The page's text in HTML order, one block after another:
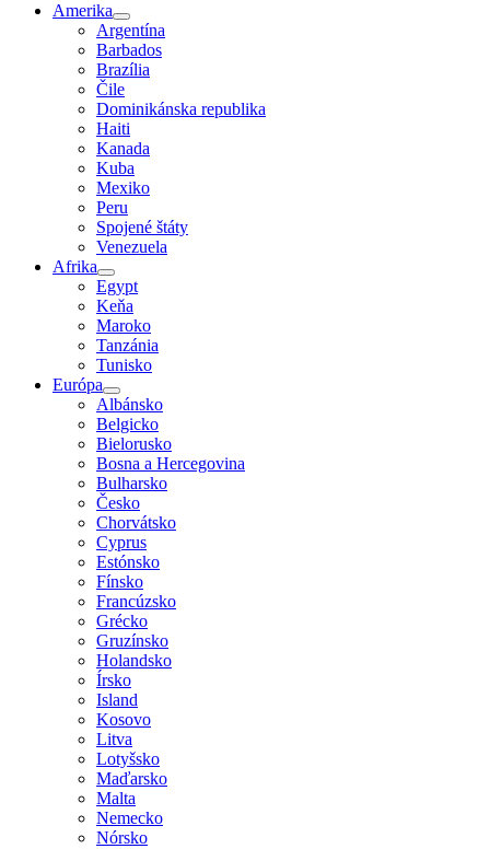
Amerika
Argentína
Barbados
Brazília
Čile
Dominikánska republika
Haiti
Kanada
Kuba
Mexiko
Peru
Spojené štáty
Venezuela
Afrika
Egypt
Keňa
Maroko
Tanzánia
Tunisko
Európa
Albánsko
Belgicko
Bielorusko
Bosna a Hercegovina
Bulharsko
Česko
Chorvátsko
Cyprus
Estónsko
Fínsko
Francúzsko
Grécko
Gruzínsko
Holandsko
Írsko
Island
Kosovo
Litva
Lotyšsko
Maďarsko
Malta
Nemecko
Nórsko